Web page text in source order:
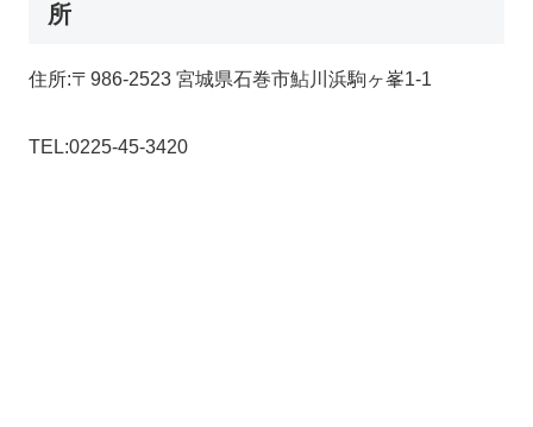
所
住所:〒986-2523 宮城県石巻市鮎川浜駒ヶ峯1-1
TEL:0225-45-3420